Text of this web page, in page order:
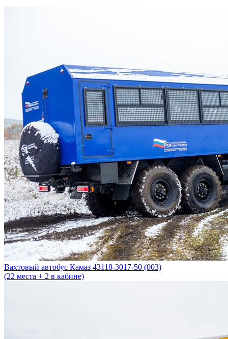
Вахтовый автобус Камаз 43118-3017-50 (003)
(22 места + 2 в кабине)